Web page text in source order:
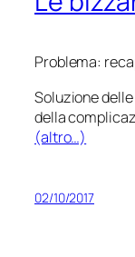
Problema:
Soluzione
della
(altro…)
02/10/2017